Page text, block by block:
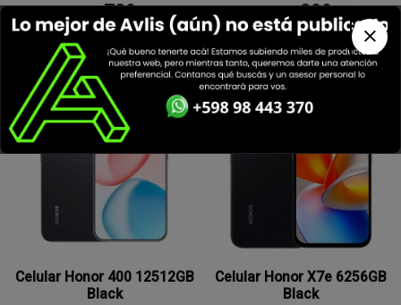
739 USD 209
Celular Honor 400 12512GB
Black
Nuevo
Celular Honor X7e 6256GB
Black